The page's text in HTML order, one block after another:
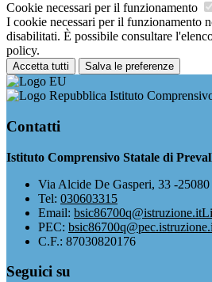
Cookie necessari per il funzionamento
I cookie necessari per il funzionamento
disabilitati. È possibile consultare
policy.
Accetta tutti Salva le preferenze
Istituto
Contatti
Istituto Comprensivo Statale di
Via Alcide De Gasperi, 33 -
Tel: 030603315
Email: bsic86700q@istruzione.it
PEC:
C.F.: 87030820176
Seguici su